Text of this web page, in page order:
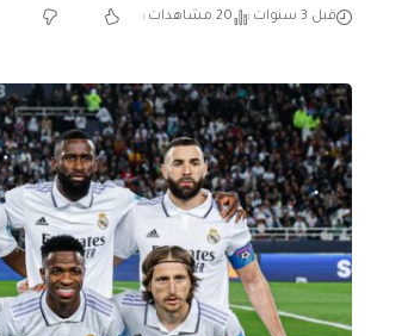
قبل 3 سنوات 20 مشاهدات